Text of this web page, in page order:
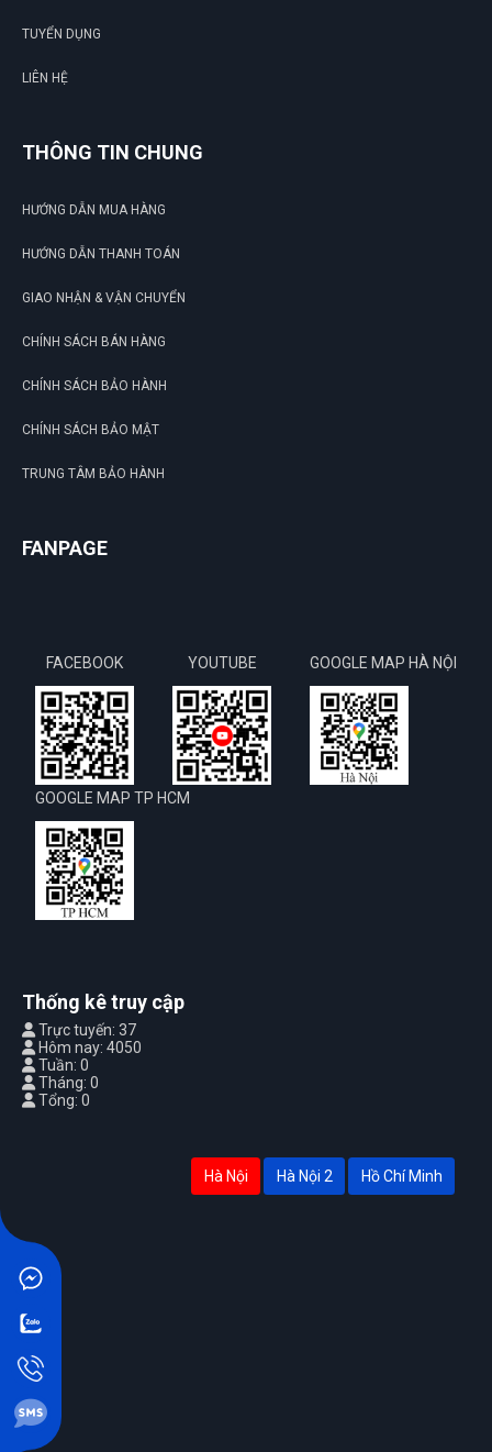
TUYỂN DỤNG
LIÊN HỆ
THÔNG TIN CHUNG
HƯỚNG DẪN MUA HÀNG
HƯỚNG DẪN THANH TOÁN
GIAO NHẬN & VẬN CHUYỂN
CHÍNH SÁCH BÁN HÀNG
CHÍNH SÁCH BẢO HÀNH
CHÍNH SÁCH BẢO MẬT
TRUNG TÂM BẢO HÀNH
FANPAGE
FACEBOOK YOUTUBE GOOGLE MAP HÀ NỘI
GOOGLE MAP TP HCM
Thống kê truy cập
Trực tuyến: 37
Hôm nay: 4050
Tuần: 0
Tháng: 0
Tổng: 0
Hà Nội Hà Nội 2 Hồ Chí Minh